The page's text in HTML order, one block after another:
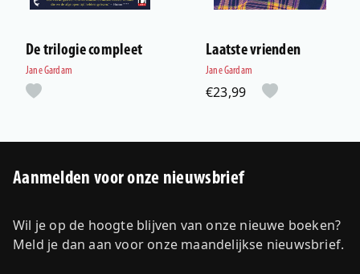
De trilogie compleet
Jane Gardam
Laatste vrienden
Jane Gardam
€23,99
Aanmelden voor onze nieuwsbrief
Wil je op de hoogte blijven van onze nieuwe boeken?
Meld je dan aan voor onze maandelijkse nieuwsbrief.